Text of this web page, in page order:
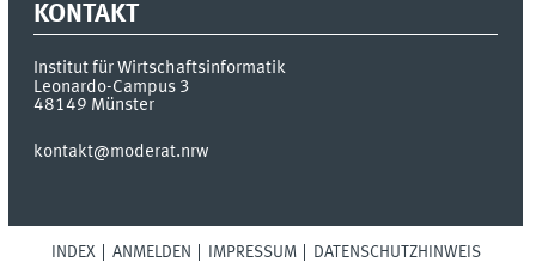
KONTAKT
Institut für Wirtschaftsinformatik
Leonardo-Campus 3
48149 Münster
kontakt@moderat.nrw
INDEX ANMELDEN IMPRESSUM DATENSCHUTZHINWEIS